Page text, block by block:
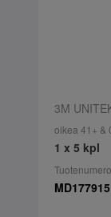
3M
oikea 41+ &
1 x 5 kpl
MD177915